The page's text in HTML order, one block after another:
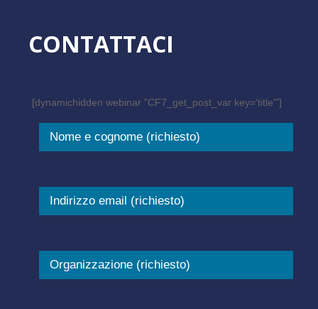
CONTATTACI
[dynamichidden webinar "CF7_get_post_var key='title'"]